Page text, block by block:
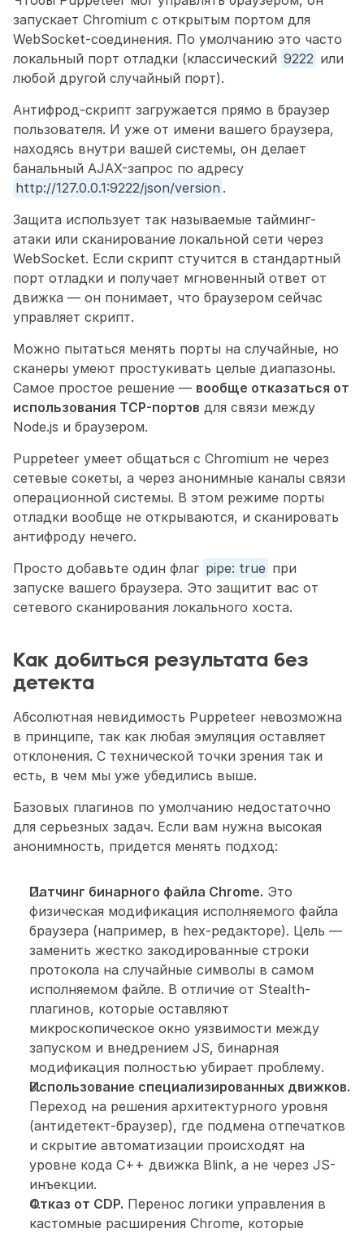
запускает Chromium с открытым портом для
WebSocket-соединения. По умолчанию это часто
локальный порт отладки (классический 9222 или
любой другой случайный порт).
Антифрод-скрипт загружается прямо в браузер
пользователя. И уже от имени вашего браузера,
находясь внутри вашей системы, он делает
http://127.0.0.1:9222/json/version .
Защита использует так называемые тайминг-
атаки или сканирование локальной сети через
WebSocket. Если скрипт стучится в стандартный
порт отладки и получает мгновенный ответ от
движка — он понимает, что браузером сейчас
управляет скрипт.
Можно пытаться менять порты на случайные, но
сканеры умеют простукивать целые диапазоны.
Самое простое решение — вообще отказаться от
использования TCP-портов для связи между
Node.js и браузером.
Puppeteer умеет общаться с Chromium не через
сетевые сокеты, а через анонимные каналы связи
операционной системы. В этом режиме порты
отладки вообще не открываются, и сканировать
антифроду нечего.
Просто добавьте один флаг pipe: true при
запуске вашего браузера. Это защитит вас от
сетевого сканирования локального хоста.
Как добиться результата без
детекта
Абсолютная невидимость Puppeteer невозможна
в принципе, так как любая эмуляция оставляет
отклонения. С технической точки зрения так и
есть, в чем мы уже убедились выше.
Базовых плагинов по умолчанию недостаточно
для серьезных задач. Если вам нужна высокая
анонимность, придется менять подход:
Патчинг бинарного файла Chrome. Это
физическая модификация исполняемого файла
браузера (например, в hex-редакторе). Цель —
заменить жестко закодированные строки
протокола на случайные символы в самом
исполняемом файле. В отличие от Stealth-
плагинов, которые оставляют
микроскопическое окно уязвимости между
запуском и внедрением JS, бинарная
модификация полностью убирает проблему.
Использование специализированных движков.
Переход на решения архитектурного уровня
(антидетект-браузер), где подмена отпечатков
и скрытие автоматизации происходят на
уровне кода C++ движка Blink, а не через JS-
инъекции.
Отказ от CDP. Перенос логики управления в
кастомные расширения Chrome, которые